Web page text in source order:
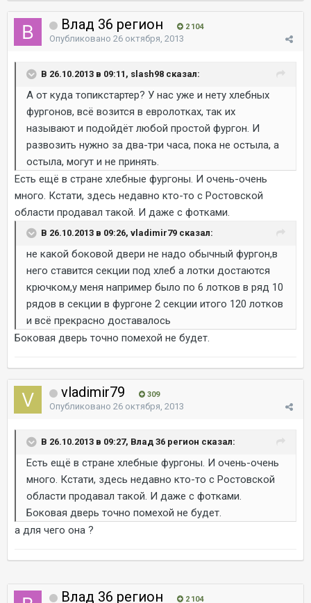
Влад 36 регион 2 104
Опубликовано 26 октября, 2013
В 26.10.2013 в 09:11, slash98 сказал:
А от куда топикстартер? У нас уже и нету хлебных
фургонов, всё возится в евролотках, так их
называют и подойдёт любой простой фургон. И
развозить нужно за два-три часа, пока не остыла, а
остыла, могут и не принять.
Есть ещё в стране хлебные фургоны. И очень-очень
много. Кстати, здесь недавно кто-то с Ростовской
области продавал такой. И даже с фотками.
В 26.10.2013 в 09:26, vladimir79 сказал:
не какой боковой двери не надо обычный фургон,в
него ставится секции под хлеб а лотки достаются
крючком,у меня например было по 6 лотков в ряд 10
рядов в секции в фургоне 2 секции итого 120 лотков
и всё прекрасно доставалось
Боковая дверь точно помехой не будет.
vladimir79 309
Опубликовано 26 октября, 2013
В 26.10.2013 в 09:27, Влад 36 регион сказал:
Есть ещё в стране хлебные фургоны. И очень-очень
много. Кстати, здесь недавно кто-то с Ростовской
области продавал такой. И даже с фотками.
Боковая дверь точно помехой не будет.
а для чего она ?
Влад 36 регион 2 104